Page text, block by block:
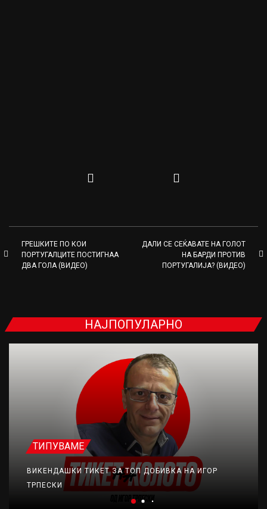
ГРЕШКИТЕ ПО КОИ
ПОРТУГАЛЦИТЕ ПОСТИГНАА
ДВА ГОЛА (ВИДЕО)
ДАЛИ СЕ СЕЌАВАТЕ НА ГОЛОТ
НА БАРДИ ПРОТИВ
ПОРТУГАЛИЈА? (ВИДЕО)
НАЈПОПУЛАРНО
ТИПУВАМЕ
ВИКЕНДАШКИ ТИКЕТ ЗА ТОП ДОБИВКА НА ИГОР
ТРПЕСКИ